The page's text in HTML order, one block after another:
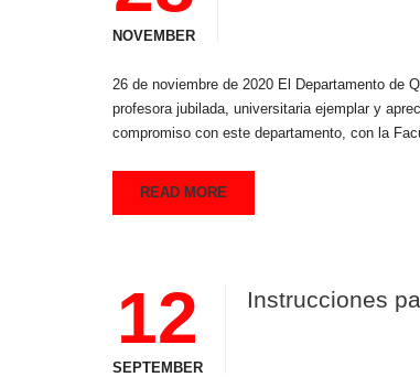
NOVEMBER
26 de noviembre de 2020 El Departamento de
profesora jubilada, universitaria ejemplar y
compromiso con este departamento, con la
READ MORE
12
SEPTEMBER
Instrucciones